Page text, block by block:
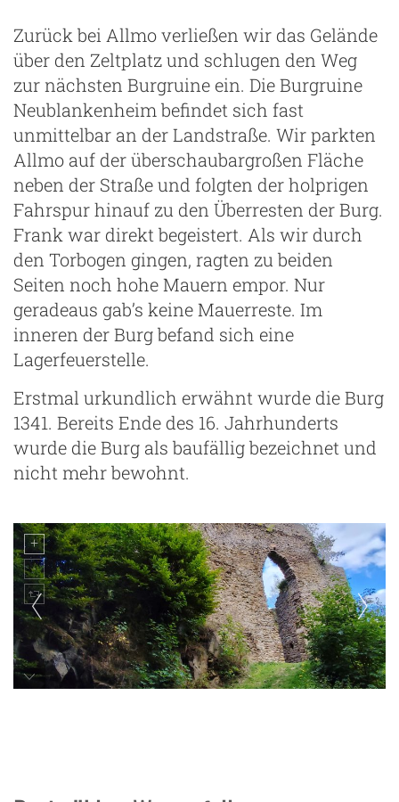
Zurück bei Allmo verließen wir das Gelände
über den Zeltplatz und schlugen den Weg
zur nächsten Burgruine ein. Die Burgruine
Neublankenheim befindet sich fast
unmittelbar an der Landstraße. Wir parkten
Allmo auf der überschaubargroßen Fläche
neben der Straße und folgten der holprigen
Fahrspur hinauf zu den Überresten der Burg.
Frank war direkt begeistert. Als wir durch
den Torbogen gingen, ragten zu beiden
Seiten noch hohe Mauern empor. Nur
geradeaus gab’s keine Mauerreste. Im
inneren der Burg befand sich eine
Lagerfeuerstelle.
Erstmal urkundlich erwähnt wurde die Burg
1341. Bereits Ende des 16. Jahrhunderts
wurde die Burg als baufällig bezeichnet und
nicht mehr bewohnt.